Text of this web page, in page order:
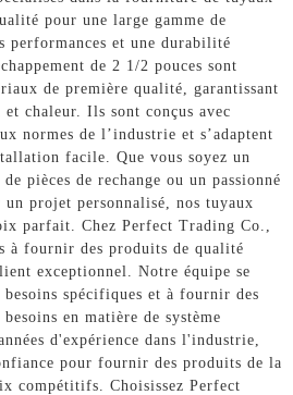
pour une large gamme de
performances et une durabilité
de 2 1/2 pouces sont
de première qualité, garantissant
chaleur. Ils sont conçus avec
normes de l’industrie et s’adaptent
facile. Que vous soyez un
pièces de rechange ou un passionné
projet personnalisé, nos tuyaux
parfait. Chez Perfect Trading Co.,
à fournir des produits de qualité
exceptionnel. Notre équipe se
besoins spécifiques et à fournir des
en matière de système
d'expérience dans l'industrie,
pour fournir des produits de la
compétitifs. Choisissez Perfect